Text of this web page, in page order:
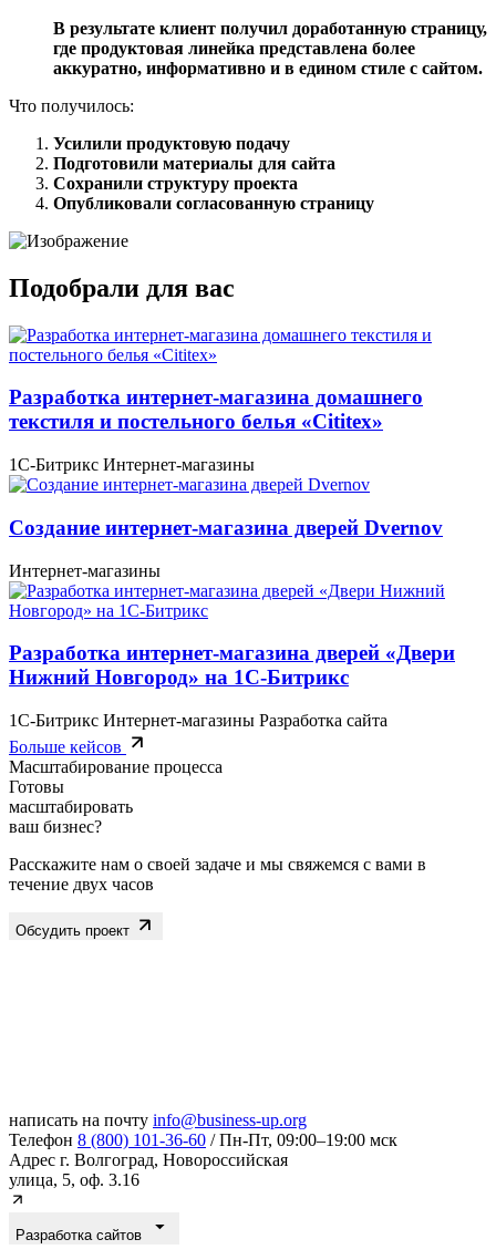
В результате клиент получил доработанную страницу,
где продуктовая линейка представлена более
аккуратно, информативно и в едином стиле с сайтом.
Что получилось:
Усилили продуктовую подачу
Подготовили материалы для сайта
Сохранили структуру проекта
Опубликовали согласованную страницу
Подобрали для вас
Разработка интернет-магазина домашнего
текстиля и постельного белья «Cititex»
1С-Битрикс Интернет-магазины
Создание интернет-магазина дверей Dvernov
Интернет-магазины
Разработка интернет-магазина дверей «Двери
Нижний Новгород» на 1С-Битрикс
1С-Битрикс Интернет-магазины Разработка сайта
Больше кейсов
Масштабирование процесса
Готовы
масштабировать
ваш бизнес?
Расскажите нам о своей задаче и мы свяжемся с вами в
течение двух часов
Обсудить проект
написать на почту info@business-up.org
Телефон 8 (800) 101-36-60 / Пн-Пт, 09:00–19:00 мск
Адрес г. Волгоград, Новороссийская
улица, 5, оф. 3.16
Разработка сайтов